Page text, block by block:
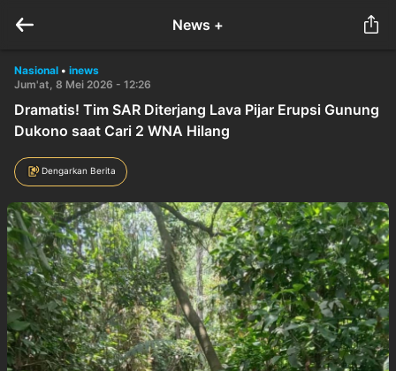
News +
Nasional • inews
Jum'at, 8 Mei 2026 - 12:26
Dramatis! Tim SAR Diterjang Lava Pijar Erupsi Gunung
Dukono saat Cari 2 WNA Hilang
Dengarkan Berita